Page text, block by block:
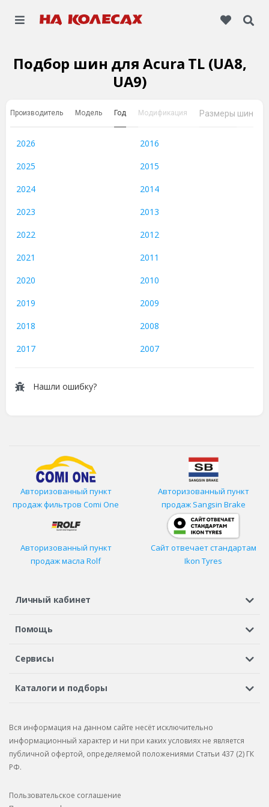
Подбор шин для Acura TL (UA8,
UA9)
Производитель Модель Год Модификация Размеры шин
2026
2025
2024
2023
2022
2021
2020
2019
2018
2017
2016
2015
2014
2013
2012
2011
2010
2009
2008
2007
Нашли ошибку?
Авторизованный пункт
продаж фильтров Comi One
Авторизованный пункт
продаж Sangsin Brake
Авторизованный пункт
продаж масла Rolf
Сайт отвечает стандартам
Ikon Tyres
Личный кабинет
Регистрация или вход
Помощь
Шины в кредит
Сервисы
Автосервисы
Бонусная программа
Рекламации по услугам
Каталоги и подборы
Подбор запчастей
Каталог запчастей
Вся информация на данном сайте несёт исключительно
информационный характер и ни при каких условиях не является
публичной офертой, определяемой положениями Статьи 437 (2) ГК
РФ.
Пользовательское соглашение